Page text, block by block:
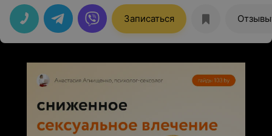
осмотрела, объяснила почему именно возникло
заболевание. Доктор дала грамотные рекомендации
не только по глазам, но и в целом,по здоровью.
Записаться Отзывы